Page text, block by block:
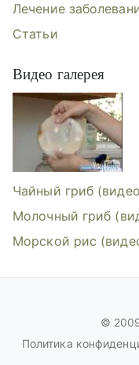
Лечение
Статьи
Видео галерея
Чайный гриб
Молочный гриб
Морской рис
©
Политика